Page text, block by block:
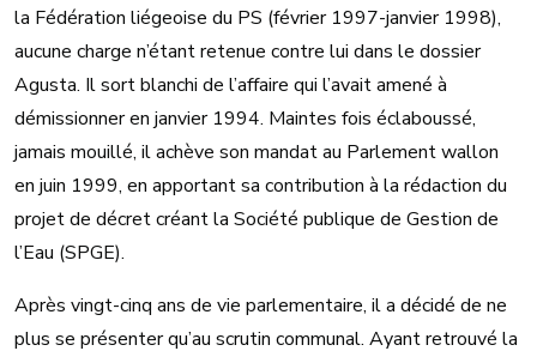
la Fédération liégeoise du PS (février 1997-janvier 1998),
aucune charge n’étant retenue contre lui dans le dossier
Agusta. Il sort blanchi de l’affaire qui l’avait amené à
démissionner en janvier 1994. Maintes fois éclaboussé,
jamais mouillé, il achève son mandat au Parlement wallon
en juin 1999, en apportant sa contribution à la rédaction du
projet de décret créant la Société publique de Gestion de
l’Eau (SPGE).
Après vingt-cinq ans de vie parlementaire, il a décidé de ne
plus se présenter qu’au scrutin communal. Ayant retrouvé la